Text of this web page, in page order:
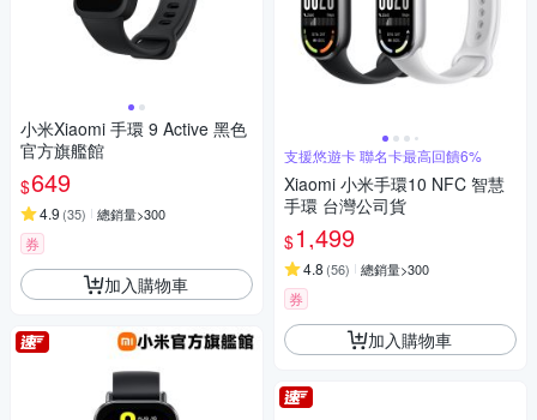
小米Xiaomi 手環 9 Active 黑色
官方旗艦館
$649
4.9 (35) 總銷量>300
券
加入購物車
支援悠遊卡 聯名卡最高回饋6%
Xiaomi 小米手環10 NFC 智慧
手環 台灣公司貨
$1,499
4.8 (56) 總銷量>300
券
加入購物車